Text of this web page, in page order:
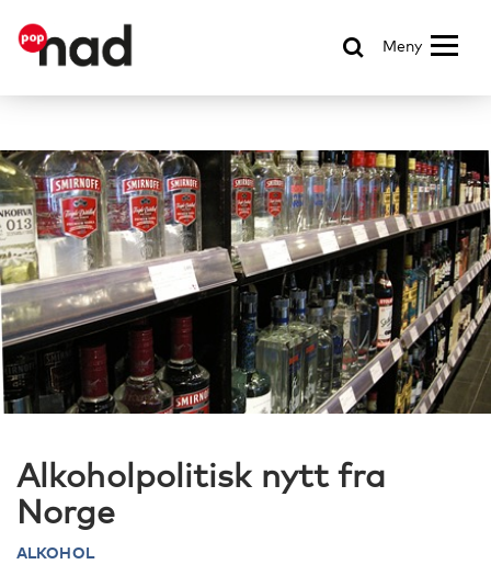
Meny
Alkoholpolitisk nytt fra
Norge
ALKOHOL